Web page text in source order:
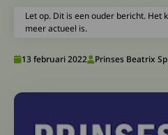
Let op. Dit is een ouder bericht. Het
meer actueel is.
13 februari 2022 Prinses Beatrix